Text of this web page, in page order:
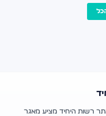
רשות היחיד מציע מאגר